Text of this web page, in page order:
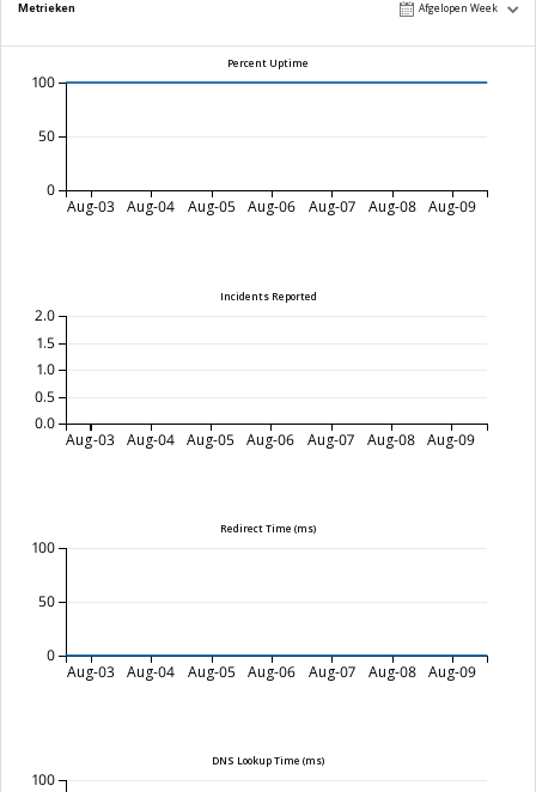
Metrieken Afgelopen Week
Percent Uptime
Aug-03 Aug-04 Aug-05 Aug-06 Aug-07 Aug-08 Aug-09
0
50
100
Incidents Reported
Aug-03 Aug-04 Aug-05 Aug-06 Aug-07 Aug-08 Aug-09
0.0
0.5
1.0
1.5
2.0
Redirect Time (ms)
Aug-03 Aug-04 Aug-05 Aug-06 Aug-07 Aug-08 Aug-09
0
50
100
DNS Lookup Time (ms)
100